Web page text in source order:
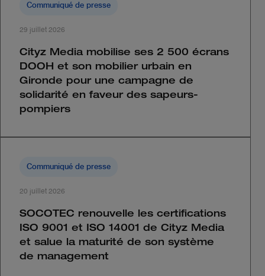
Communiqué de presse
29 juillet 2026
Cityz Media mobilise ses 2 500 écrans
DOOH et son mobilier urbain en
Gironde pour une campagne de
solidarité en faveur des sapeurs-
pompiers
Communiqué de presse
20 juillet 2026
SOCOTEC renouvelle les certifications
ISO 9001 et ISO 14001 de Cityz Media
et salue la maturité de son système
de management